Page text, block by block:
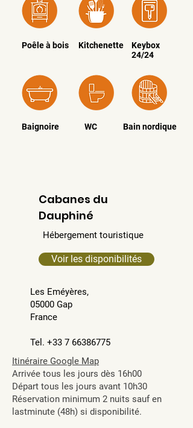
Poêle à bois Kitchenette
Keybox
24/24
Baignoire WC Bain nordique
Cabanes du
Dauphiné
Hébergement touristique
Voir les disponibilités
Les Eméyères,
05000 Gap
France
Tel. +33 7 66386775
Itinéraire Google Map
Arrivée tous les jours dès 16h00
Départ tous les jours avant 10h30
Réservation minimum 2 nuits sauf en
lastminute (48h) si disponibilité.